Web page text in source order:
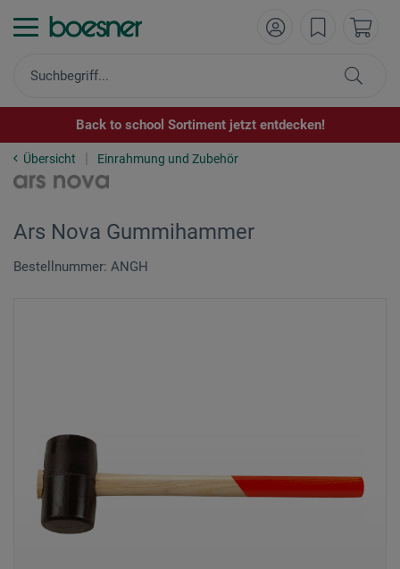
Back to school Sortiment jetzt entdecken!
Übersicht Einrahmung und Zubehör
Ars Nova Gummihammer
Bestellnummer: ANGH